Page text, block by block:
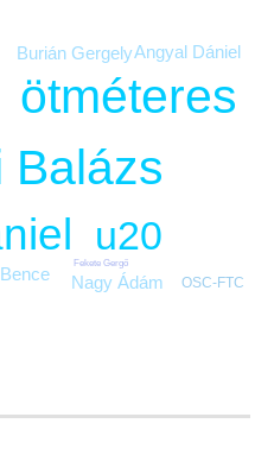
Balázs
ötméteres
u20
Angyal Dániel
Burián Gergely
Nagy Ádám OSC-FTC
Fekete Gergő